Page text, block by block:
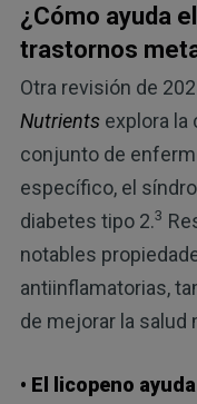
¿Cómo ayuda
trastornos
Otra revisión de
Nutrientsexplora la
conjunto de
específico, el
diabetes tipo 2.3
notables
antiinflamatorias,
de mejorar la salud
• El licopeno